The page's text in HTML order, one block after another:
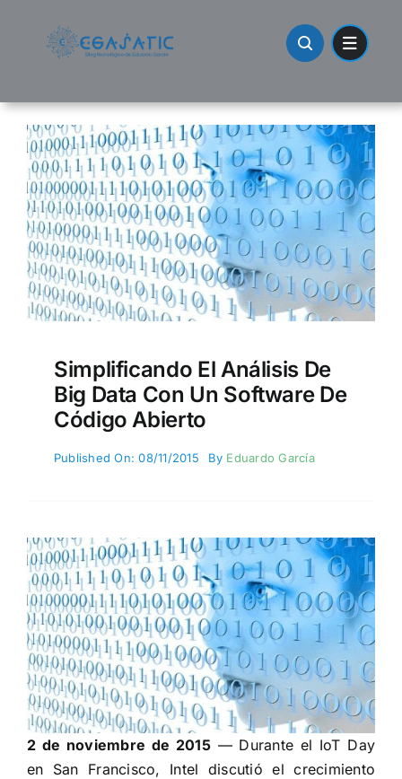
Simplificando El Análisis De
Big Data Con Un Software De
Código Abierto
Published On: 08/11/2015 By Eduardo García
2 de noviembre de 2015— Durante el IoT Day
en San Francisco, Intel discutió el crecimiento